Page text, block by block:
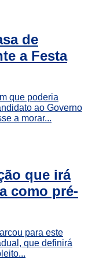
de
a Festa
que poderia
ao Governo
a morar...
que irá
como pré-
para este
que definirá